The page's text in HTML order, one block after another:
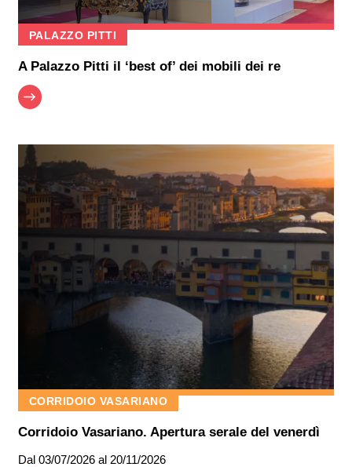
PALAZZO PITTI
A Palazzo Pitti il ‘best of’ dei mobili dei re
CORRIDOIO VASARIANO
Corridoio Vasariano. Apertura serale del venerdì
Dal 03/07/2026 al 20/11/2026